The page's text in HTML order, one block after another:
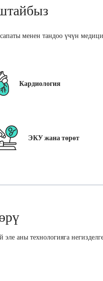
менен тандоо үчүн
Кардиология
ЭКУ жана төрөт
аны технологияга